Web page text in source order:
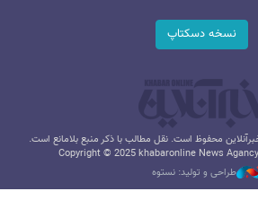
نسخه دسکتاپ
محفوظ است. نقل مطالب با ذکر منبع بلامانع است.
Copyright © 2025 khabaronline News
طراحی و تولید: نستوه